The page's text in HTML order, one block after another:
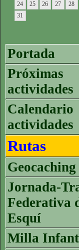
24
25 26 27 28
31
Portada
Próximas
actividades
Calendario
actividades
Rutas
Geocaching
Jornada-
Federativa
Esquí
Milla